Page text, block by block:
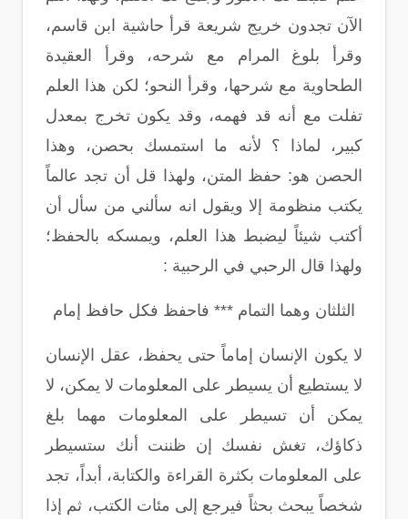
الآن تجدون خريج شريعة قرأ حاشية ابن قاسم،
وقرأ بلوغ المرام مع شرحه، وقرأ العقيدة
الطحاوية مع شرحها، وقرأ النحو؛ لكن هذا العلم
تفلت مع أنه قد فهمه، وقد يكون تخرج بمعدل
كبير، لماذا ؟ لأنه ما استمسك بحصن، وهذا
الحصن هو: حفظ المتن، ولهذا قل أن تجد عالماً
يكتب منظومة إلا ويقول انه سألني من سأل أن
أكتب شيئاً ليضبط هذا العلم، ويمسكه بالحفظ؛
ولهذا قال الرحبي في الرحبية :
الثلثان وهما التمام *** فاحفظ فكل حافظ إمام
لا يكون الإنسان إماماً حتى يحفظ، عقل الإنسان
لا يستطيع أن يسيطر على المعلومات لا يمكن، لا
يمكن أن تسيطر على المعلومات مهما بلغ
ذكاؤك، تغش نفسك إن ظننت أنك ستسيطر
على المعلومات بكثرة القراءة والكتابة، أبداً، تجد
شخصاً يبحث بحثاً فيرجع إلى مئات الكتب، ثم إذا